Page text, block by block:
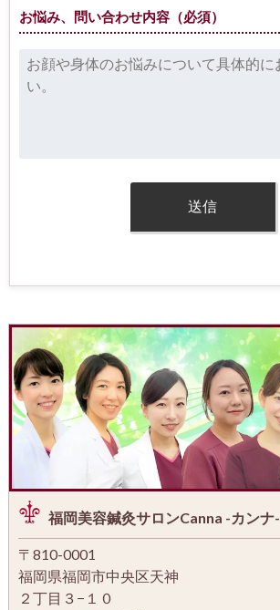
お悩み、問い合わせ内容（必須）
福岡美容鍼灸サロンCanna -カンナ-
〒810-0001
福岡県福岡市中央区天神
２丁目３−１０